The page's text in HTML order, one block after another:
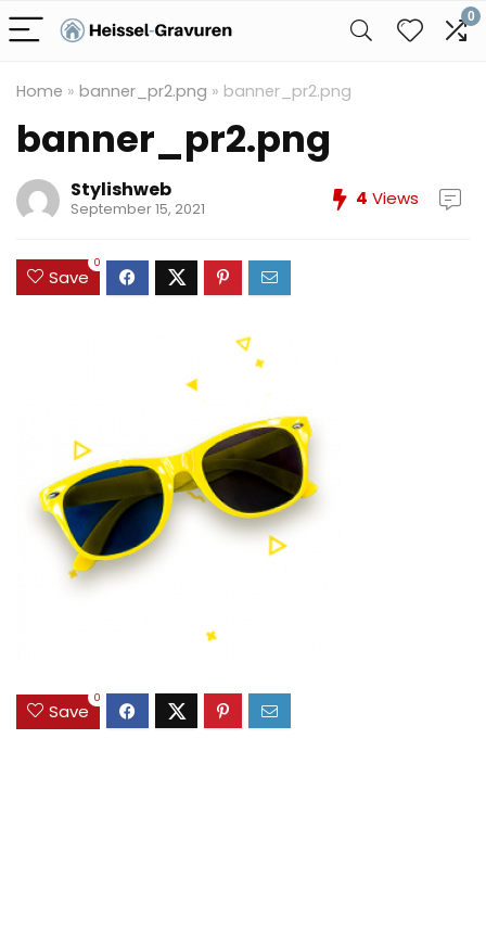
0
Home » banner_pr2.png » banner_pr2.png
banner_pr2.png
Stylishweb
September 15, 2021 4 Views
Save
0
Save
0